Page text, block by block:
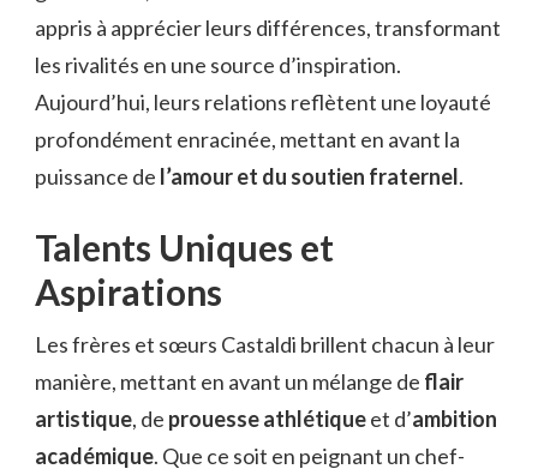
appris à apprécier leurs différences, transformant
les rivalités en une source d’inspiration.
Aujourd’hui, leurs relations reflètent une loyauté
profondément enracinée, mettant en avant la
puissance de l’amour et du soutien fraternel.
Talents Uniques et
Aspirations
Les frères et sœurs Castaldi brillent chacun à leur
manière, mettant en avant un mélange de flair
artistique, de prouesse athlétiqueet d’ambition
académique. Que ce soit en peignant un chef-